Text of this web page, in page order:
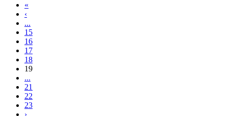
«
‹
...
15
16
17
18
19
...
21
22
23